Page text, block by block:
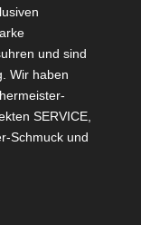
und sind
Wir haben
SERVICE,
Schmuck und